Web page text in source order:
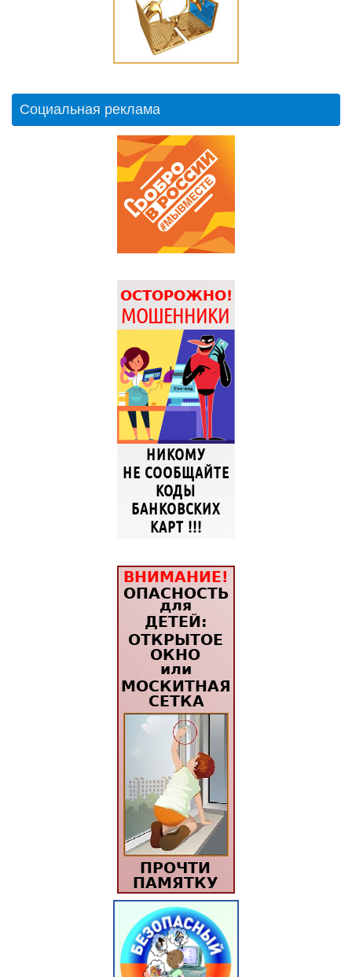
Социальная реклама